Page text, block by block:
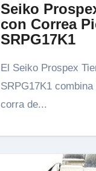
Seiko
con Correa
SRPG17K1
El Seiko Prospex Tierra Tortuga, modelo
SRPG17K1
corra de...